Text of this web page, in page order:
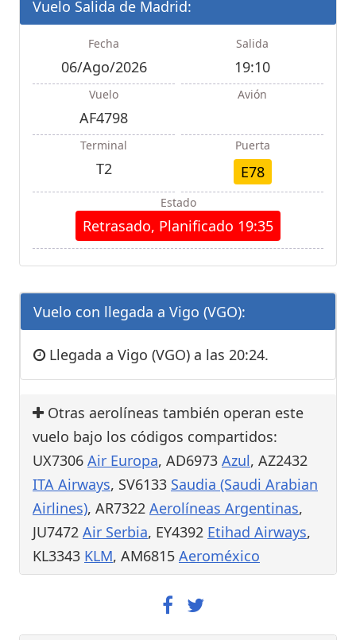
Vuelo Salida de Madrid:
Fecha
06/Ago/2026
Salida
19:10
Vuelo
AF4798
Avión
Terminal
T2
Puerta
E78
Estado
Retrasado, Planificado 19:35
Vuelo con llegada a Vigo (VGO):
Llegada a Vigo (VGO) a las 20:24.
Otras aerolíneas también operan este
vuelo bajo los códigos compartidos:
UX7306 Air Europa, AD6973 Azul, AZ2432
ITA Airways, SV6133 Saudia (Saudi Arabian
Airlines), AR7322 Aerolíneas Argentinas,
JU7472 Air Serbia, EY4392 Etihad Airways,
KL3343 KLM, AM6815 Aeroméxico